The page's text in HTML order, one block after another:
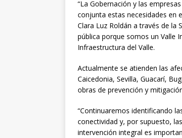
“La Gobernación y las
conjunta estas necesidades en
Clara Luz Roldán a través de la
pública porque somos un Valle
Infraestructura del Valle.
Actualmente se atienden las
Caicedonia, Sevilla, Guacarí,
obras de prevención y
“Continuaremos identificando
conectividad y, por supuesto,
intervención integral es